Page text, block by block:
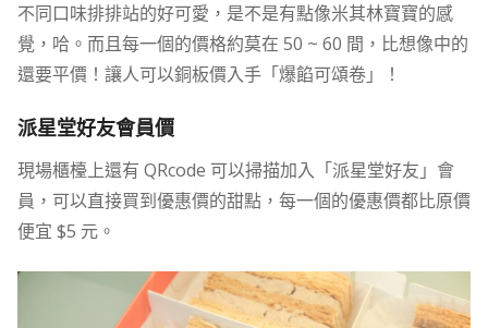
不同口味排排站的好可愛，是不是有點像米其林寶寶的感
覺，哈。而且每一個的價格約莫在 50 ~ 60 間，比想像中的
還要平價！讓人可以銅板價入手「爆餡可頌卷」！
派星堂好友會員價
現場櫃檯上還有 QRcode 可以掃描加入「派星堂好友」會
員，可以直接買到優惠價的甜點，每一個的優惠價都比原價
便宜 $5 元。